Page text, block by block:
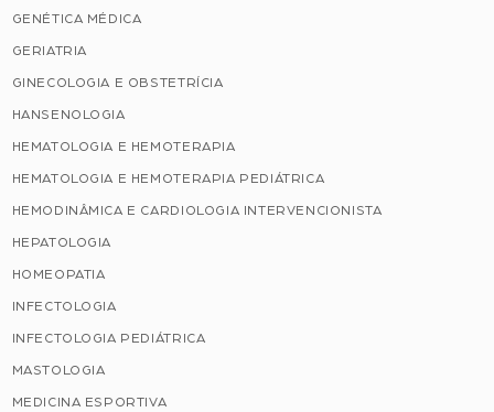
GENÉTICA MÉDICA
GERIATRIA
GINECOLOGIA E OBSTETRÍCIA
HANSENOLOGIA
HEMATOLOGIA E HEMOTERAPIA
HEMATOLOGIA E HEMOTERAPIA PEDIÁTRICA
HEMODINÂMICA E CARDIOLOGIA INTERVENCIONISTA
HEPATOLOGIA
HOMEOPATIA
INFECTOLOGIA
INFECTOLOGIA PEDIÁTRICA
MASTOLOGIA
MEDICINA ESPORTIVA